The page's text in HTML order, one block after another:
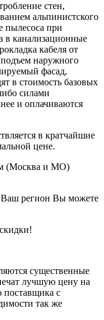
стен,
альпинистского
пылесоса при
в канализационные
кабеля от
наружного
фасад,
в стоимость базовых
силами
и оплачиваются
в кратчайшие
цене.
(Москва и МО)
Ваш регион Вы можете
существенные
лучшую цену на
поставщика с
так же